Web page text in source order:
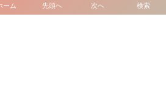
検索
ーム 先頭へ 次へ
性の悩み